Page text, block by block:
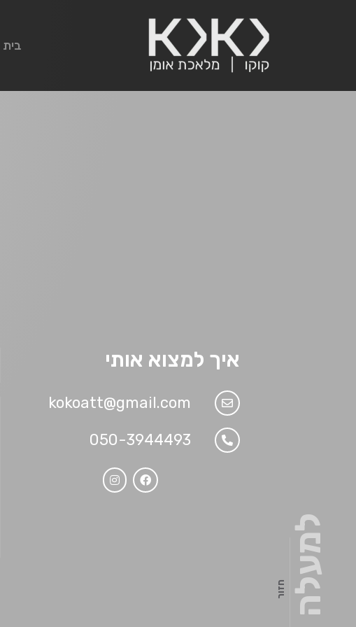
בית
איך למצוא אותי
kokoatt@gmail.com
050-3944493
חזור למעלה